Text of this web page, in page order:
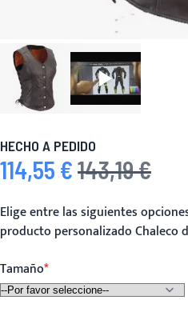
HECHO A PEDIDO
Precio especial
114,55 € Precio habitual
143,19 €
Elige entre las siguientes
producto personalizado Chaleco
Tamaño